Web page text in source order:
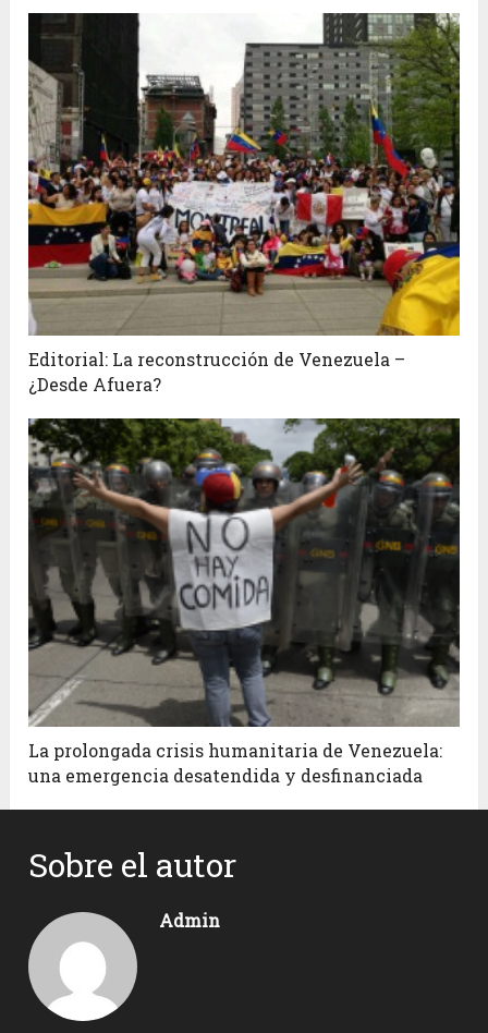
Editorial: La reconstrucción de Venezuela –
¿Desde Afuera?
La prolongada crisis humanitaria de Venezuela:
una emergencia desatendida y desfinanciada
Sobre el autor
Admin